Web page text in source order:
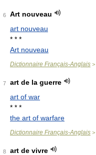
6
Art nouveau
art nouveau
* * *
Art nouveau
Dictionnaire Français-Anglais >
7
art de la guerre
art of war
* * *
the art of warfare
Dictionnaire Français-Anglais >
8
art de vivre